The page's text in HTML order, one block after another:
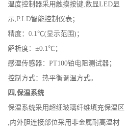
温度控制器采用触摸按键,数显LED显
示,P.I.D智能控制仪表；
精度：0.1℃(显示范围)；
解析度：±0.1℃；
感温传感器：PT100铂电阻测试器；
控制方式：热平衡调温方式。
四,保温系统
保温系统采用超细玻璃纤维填充保温区
,内外胆连接部位采用非金属耐高温材